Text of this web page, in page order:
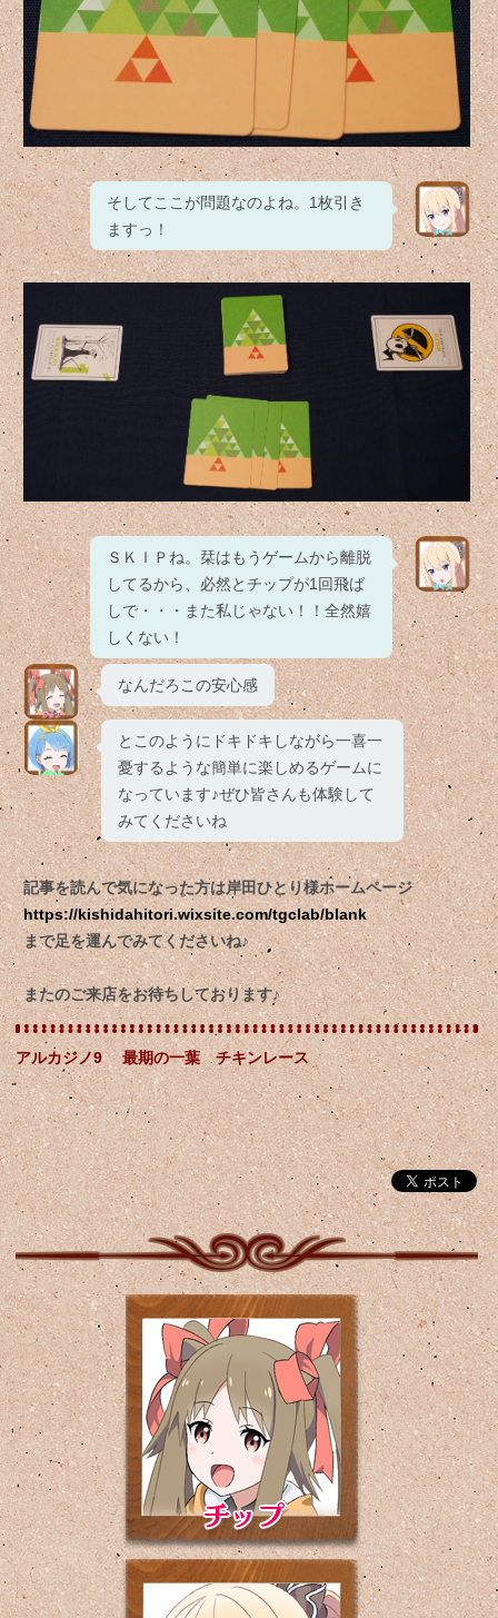
そしてここが問題なのよね。1枚引き
ますっ！
ＳＫＩＰね。栞はもうゲームから離脱
してるから、必然とチップが1回飛ば
しで・・・また私じゃない！！全然嬉
しくない！
なんだろこの安心感
とこのようにドキドキしながら一喜一
憂するような簡単に楽しめるゲームに
なっています♪ぜひ皆さんも体験して
みてくださいね
記事を読んで気になった方は岸田ひとり様ホームページ
https://kishidahitori.wixsite.com/tgclab/blank
まで足を運んでみてくださいね♪
またのご来店をお待ちしております♪
アルカジノ9 最期の一葉 チキンレース